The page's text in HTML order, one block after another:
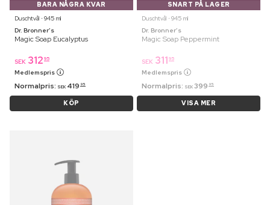
BARA NÅGRA KVAR
Duschtvål ⋅ 945 ml
Dr. Bronner’s
Magic Soap Eucalyptus
SEK 312 95
Medlemspris
Normalpris: SEK 419 95
KÖP
SNART PÅ LAGER
Duschtvål ⋅ 945 ml
Dr. Bronner’s
Magic Soap Peppermint
SEK 311 95
Medlemspris
Normalpris: SEK 399 95
VISA MER